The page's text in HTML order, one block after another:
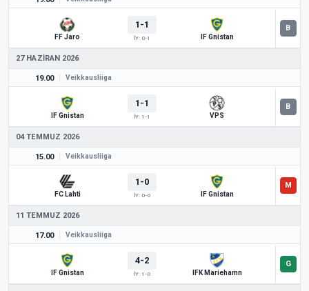
FF Jaro
1-1
İY: 0-1 IF Gnistan
27 HAZIRAN 2026
19.00 Veikkausliiga
IF Gnistan
1-1
İY: 1-1 VPS
04 TEMMUZ 2026
15.00 Veikkausliiga
FC Lahti
1-0
İY: 0-0 IF Gnistan
11 TEMMUZ 2026
17.00 Veikkausliiga
IF Gnistan
4-2
İY: 1-0 IFK Mariehamn